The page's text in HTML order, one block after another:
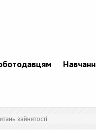
зайнятості